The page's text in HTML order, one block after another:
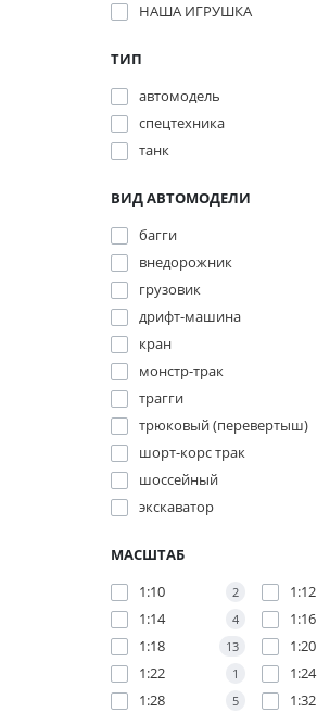
НАША ИГРУШКА
ТИП
автомодель
спецтехника
танк
ВИД АВТОМОДЕЛИ
багги
внедорожник
грузовик
дрифт-машина
кран
монстр-трак
трагги
трюковый (перевертыш)
шорт-корс трак
шоссейный
экскаватор
МАСШТАБ
1:10
2 1:12
1:14 4 1:16
1:18 13 1:20
1:22 1 1:24
1:28 5 1:32